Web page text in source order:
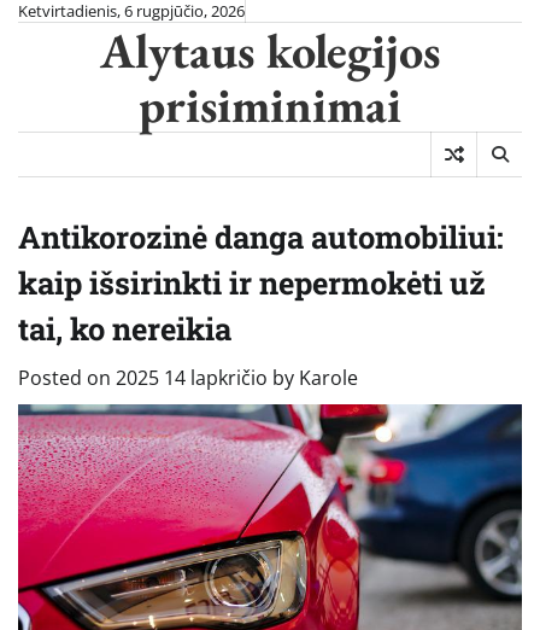
SkipKetvirtadienis, 6 rugpjūčio, 2026
Alytaus kolegijos
prisiminimai
Antikorozinė danga automobiliui:
kaip išsirinkti ir nepermokėti už
tai, ko nereikia
Posted on 2025 14 lapkričio by Karole